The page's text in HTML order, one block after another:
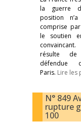
la guerre
position
comprise
le soutien
résulte de
défendue
Paris. Lire les
N° 849
rupture
100